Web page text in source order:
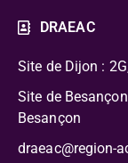
DRAEAC
Site de Dijon :
Site de
Besançon
draeac@region-